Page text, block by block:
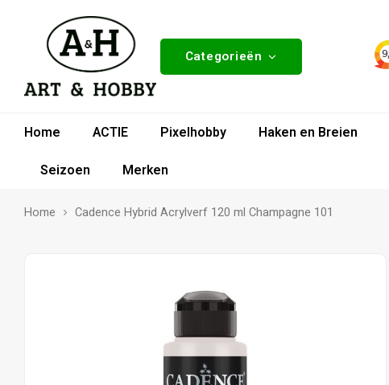
Categorieën
Home ACTIE Pixelhobby Haken en Breien
Seizoen
Merken
Home Cadence Hybrid Acrylverf 120 ml Champagne 101